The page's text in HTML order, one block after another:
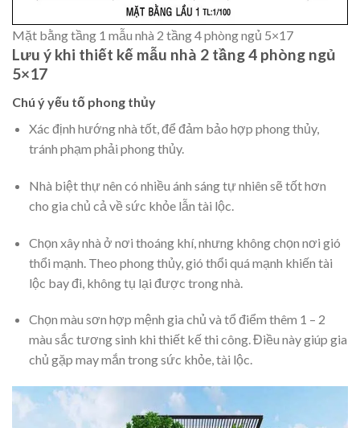
Mặt bằng tầng 1 mẫu nhà 2 tầng 4 phòng ngủ 5×17
Lưu ý khi thiết kế mẫu nhà 2 tầng 4 phòng ngủ
5×17
Chú ý yếu tố phong thủy
Xác định hướng nhà tốt, để đảm bảo hợp phong thủy,
tránh phạm phải phong thủy.
Nhà biệt thự nên có nhiều ánh sáng tự nhiên sẽ tốt hơn
cho gia chủ cả về sức khỏe lẫn tài lộc.
Chọn xây nhà ở nơi thoáng khí, nhưng không chọn nơi gió
thổi mạnh. Theo phong thủy, gió thổi quá mạnh khiến tài
lộc bay đi, không tụ lại được trong nhà.
Chọn màu sơn hợp mệnh gia chủ và tổ điểm thêm 1 – 2
màu sắc tương sinh khi thiết kế thi công. Điều này giúp gia
chủ gặp may mắn trong sức khỏe, tài lộc.